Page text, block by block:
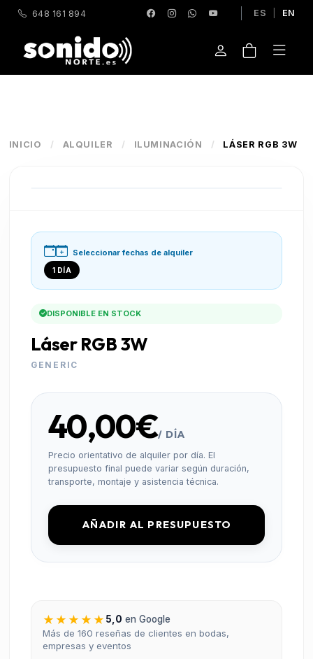
648 161 894 ES EN
INICIO / ALQUILER / ILUMINACIÓN / LÁSER RGB 3W
Seleccionar fechas de alquiler
1 DÍA
DISPONIBLE EN STOCK
Láser RGB 3W
GENERIC
40,00€/ DÍA
Precio orientativo de alquiler por día. El
presupuesto final puede variar según duración,
transporte, montaje y asistencia técnica.
AÑADIR AL PRESUPUESTO
★★★★★ 5,0 en Google
Más de 160 reseñas de clientes en bodas,
empresas y eventos